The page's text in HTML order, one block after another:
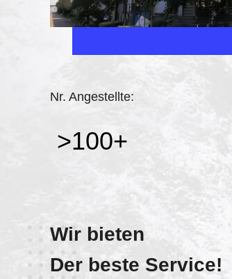
Nr. Angestellte:
>100+
Wir bieten
Der beste Service!